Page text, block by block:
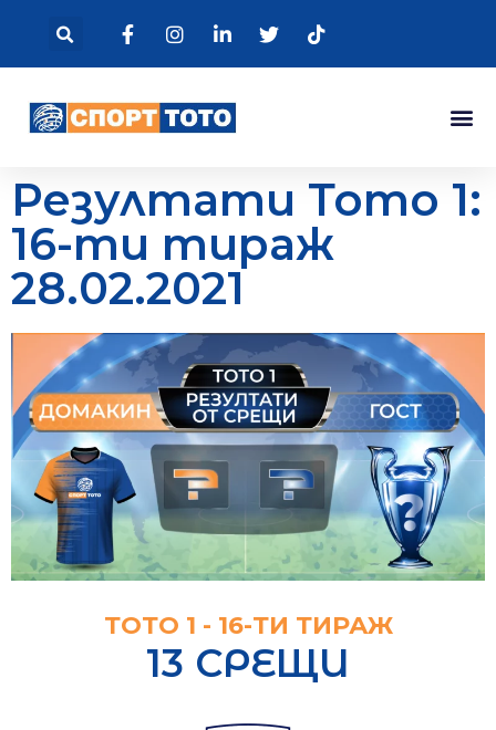
Резултати Тото 1:
16-ти тираж
28.02.2021
ТОТО 1 - 16-ТИ ТИРАЖ
13 СРЕЩИ